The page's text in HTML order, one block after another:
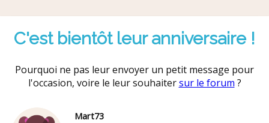
C'est bientôt leur anniversaire !
Pourquoi ne pas leur envoyer un petit message pour
l'occasion, voire le leur souhaitersur le forum ?
Mart73